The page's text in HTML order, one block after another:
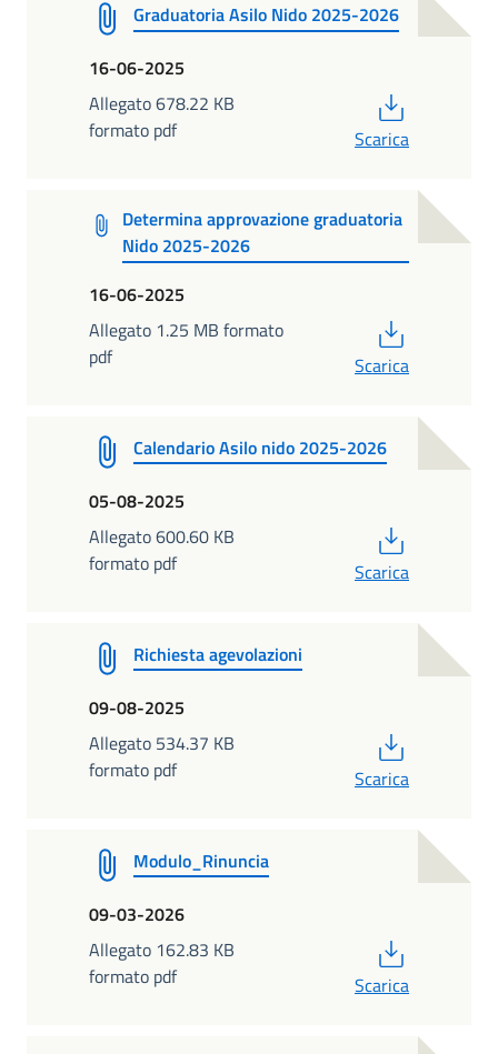
Graduatoria Asilo Nido 2025-2026
16-06-2025
Allegato 678.22 KB
formato pdf
Scarica
Determina approvazione graduatoria
Nido 2025-2026
16-06-2025
Allegato 1.25 MB formato
pdf
Scarica
Calendario Asilo nido 2025-2026
05-08-2025
Allegato 600.60 KB
formato pdf
Scarica
Richiesta agevolazioni
09-08-2025
Allegato 534.37 KB
formato pdf
Scarica
Modulo_Rinuncia
09-03-2026
Allegato 162.83 KB
formato pdf
Scarica